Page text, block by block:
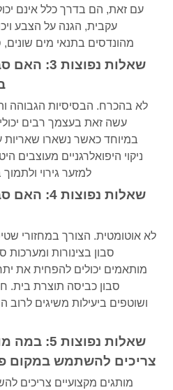
עם זאת, הם בדרך כלל אינם
עקבית, הגנה על הצבע
מהונדסים בתנאי מים שונים,
שאלות
לא בהכרח. הבסיסיות הגבוהה
עשה זאת בעצמך רבים
במיוחד כאשר נשארו שאריות
ניקוי היפואלרגניים מעוצבים
למזער גירוי
שאלות
לא אוטומטית. הצורך במחזורי
סבון בצינורות
מותאמים יכולים להפחית את
סבון כביסה תוצרת בית.
ושוטפים ביעילות משיגים
שאלות
צריכים להשתמש במקום
מותגים מקצועיים צריכים